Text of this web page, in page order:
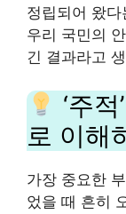
정립되어 왔
우리 국민의
긴 결과라고
‘주
로 이해
가장 중요한
었을 때 흔히